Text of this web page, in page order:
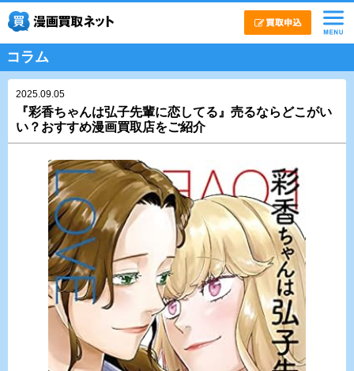
コラム
2025.09.05
『彩香ちゃんは弘子先輩に恋してる』売るならどこがい
い？おすすめ漫画買取店をご紹介